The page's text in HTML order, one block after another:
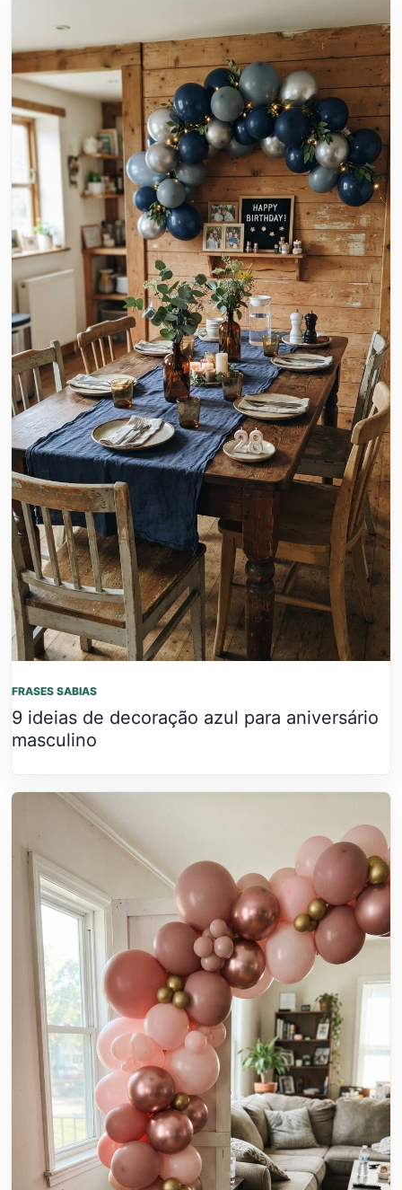
FRASES SABIAS
9 ideias de decoração azul para aniversário
masculino